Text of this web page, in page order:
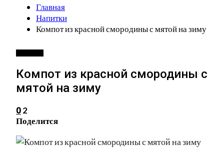
Главная
Напитки
Компот из красной смородины с мятой на зиму
Компот из красной смородины с
мятой на зиму
0 2
Поделится